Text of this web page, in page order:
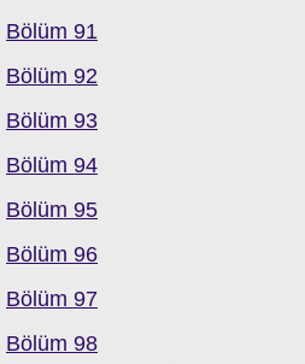
Bölüm 91
Bölüm 92
Bölüm 93
Bölüm 94
Bölüm 95
Bölüm 96
Bölüm 97
Bölüm 98